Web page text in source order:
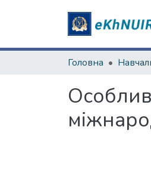
Головна